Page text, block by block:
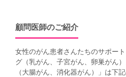
顧問医師のご紹介
女性のがん患者さんたちのサポー
グ（乳がん、子宮がん、卵巣がん）
（大腸がん、消化器がん）
」は下